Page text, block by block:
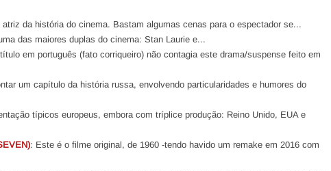
da história do cinema. Bastam algumas cenas para o espectador se...
das maiores duplas do cinema: Stan Laurie e...
em português (fato corriqueiro) não contagia este drama/suspense feito em
um capítulo da história russa, envolvendo particularidades e humores do
típicos europeus, embora com tríplice produção: Reino Unido, EUA e
: Este é o filme original, de 1960 -tendo havido um remake em 2016 com